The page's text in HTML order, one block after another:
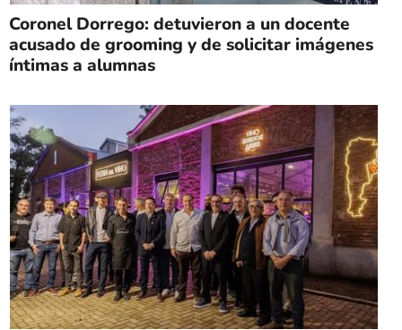
Coronel Dorrego: detuvieron a un docente
acusado de grooming y de solicitar imágenes
íntimas a alumnas